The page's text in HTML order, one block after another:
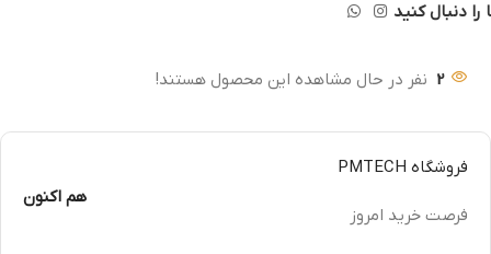
را دنبال کنید
2 نفر در حال مشاهده این محصول هستند!
فروشگاه PMTECH
فرصت خرید امروز
هم اکنون